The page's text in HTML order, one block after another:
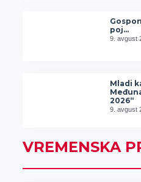
poj…
9. avgust
Mladi
2026“
9. avgust
VREMENSKA